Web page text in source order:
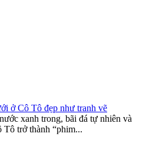
ở Cô Tô đẹp như tranh vẽ
xanh trong, bãi đá tự nhiên và
trở thành “phim...